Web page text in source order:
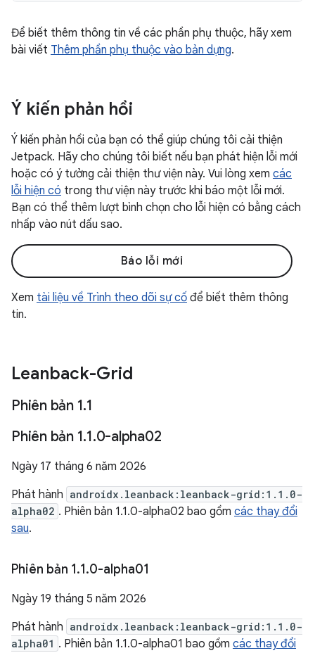
Để biết thêm thông tin về các phần phụ thuộc, hãy xem
bài viết Thêm phần phụ thuộc vào bản dựng.
Ý kiến phản hồi
Ý kiến phản hồi của bạn có thể giúp chúng tôi cải thiện
Jetpack. Hãy cho chúng tôi biết nếu bạn phát hiện lỗi mới
hoặc có ý tưởng cải thiện thư viện này. Vui lòng xem các
lỗi hiện có trong thư viện này trước khi báo một lỗi mới.
Bạn có thể thêm lượt bình chọn cho lỗi hiện có bằng cách
nhấp vào nút dấu sao.
Báo lỗi mới
Xem tài liệu về Trình theo dõi sự cố để biết thêm thông
tin.
Leanback-Grid
Phiên bản 1.1
Phiên bản 1.1.0-alpha02
Ngày 17 tháng 6 năm 2026
Phát hành androidx.leanback:leanback-grid:1.1.0-
alpha02 . Phiên bản 1.1.0-alpha02 bao gồm các thay đổi
sau.
Phiên bản 1.1.0-alpha01
Ngày 19 tháng 5 năm 2026
Phát hành androidx.leanback:leanback-grid:1.1.0-
alpha01 . Phiên bản 1.1.0-alpha01 bao gồm các thay đổi